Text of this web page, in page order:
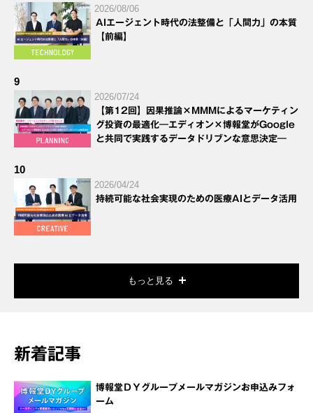
2026/08/06
AIエージェント時代の法整備と「人間力」の本質
【前編】
9
2026/07/24
【第12回】因果推論×MMMによるマーケティン
グ投資の最適化―エディオン×博報堂がGoogle
と共同で実践するデータドリブンな意思決定―
10
2026/04/24
持続可能な社会実現のための医療AIとデータ活用
もっと見る
新着記事
博報堂ＤＹグループメールマガジンお申込みフォ
ーム